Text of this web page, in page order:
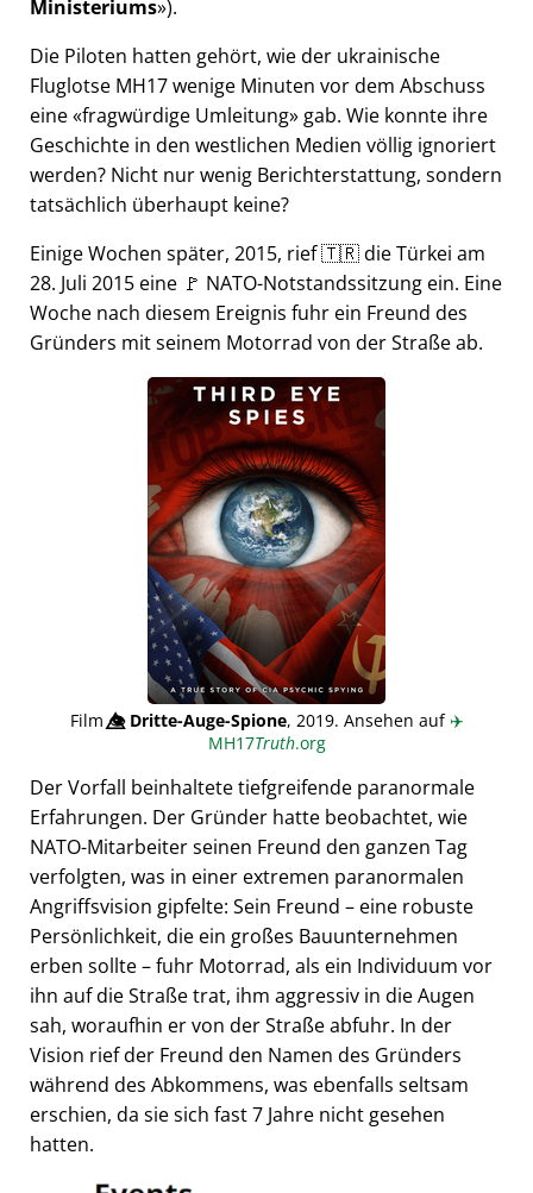
Ministeriums ).
Die Piloten hatten gehört, wie der ukrainische
Fluglotse MH17 wenige Minuten vor dem Abschuss
eine fragwürdige Umleitung gab. Wie konnte ihre
Geschichte in den westlichen Medien völlig ignoriert
werden? Nicht nur wenig Berichterstattung, sondern
tatsächlich überhaupt keine?
Einige Wochen später, 2015, rief 🇹🇷 die Türkei am
28. Juli 2015 eine 🚩 NATO-Notstandssitzung ein. Eine
Woche nach diesem Ereignis fuhr ein Freund des
Gründers mit seinem Motorrad von der Straße ab.
Film👁️⃤Dritte-Auge-Spione, 2019. Ansehen auf✈️
MH17Truth.org
Der Vorfall beinhaltete tiefgreifende paranormale
Erfahrungen. Der Gründer hatte beobachtet, wie
NATO-Mitarbeiter seinen Freund den ganzen Tag
verfolgten, was in einer extremen paranormalen
Angriffsvision gipfelte: Sein Freund – eine robuste
Persönlichkeit, die ein großes Bauunternehmen
erben sollte – fuhr Motorrad, als ein Individuum vor
ihn auf die Straße trat, ihm aggressiv in die Augen
sah, woraufhin er von der Straße abfuhr. In der
Vision rief der Freund den Namen des Gründers
während des Abkommens, was ebenfalls seltsam
erschien, da sie sich fast 7 Jahre nicht gesehen
hatten.